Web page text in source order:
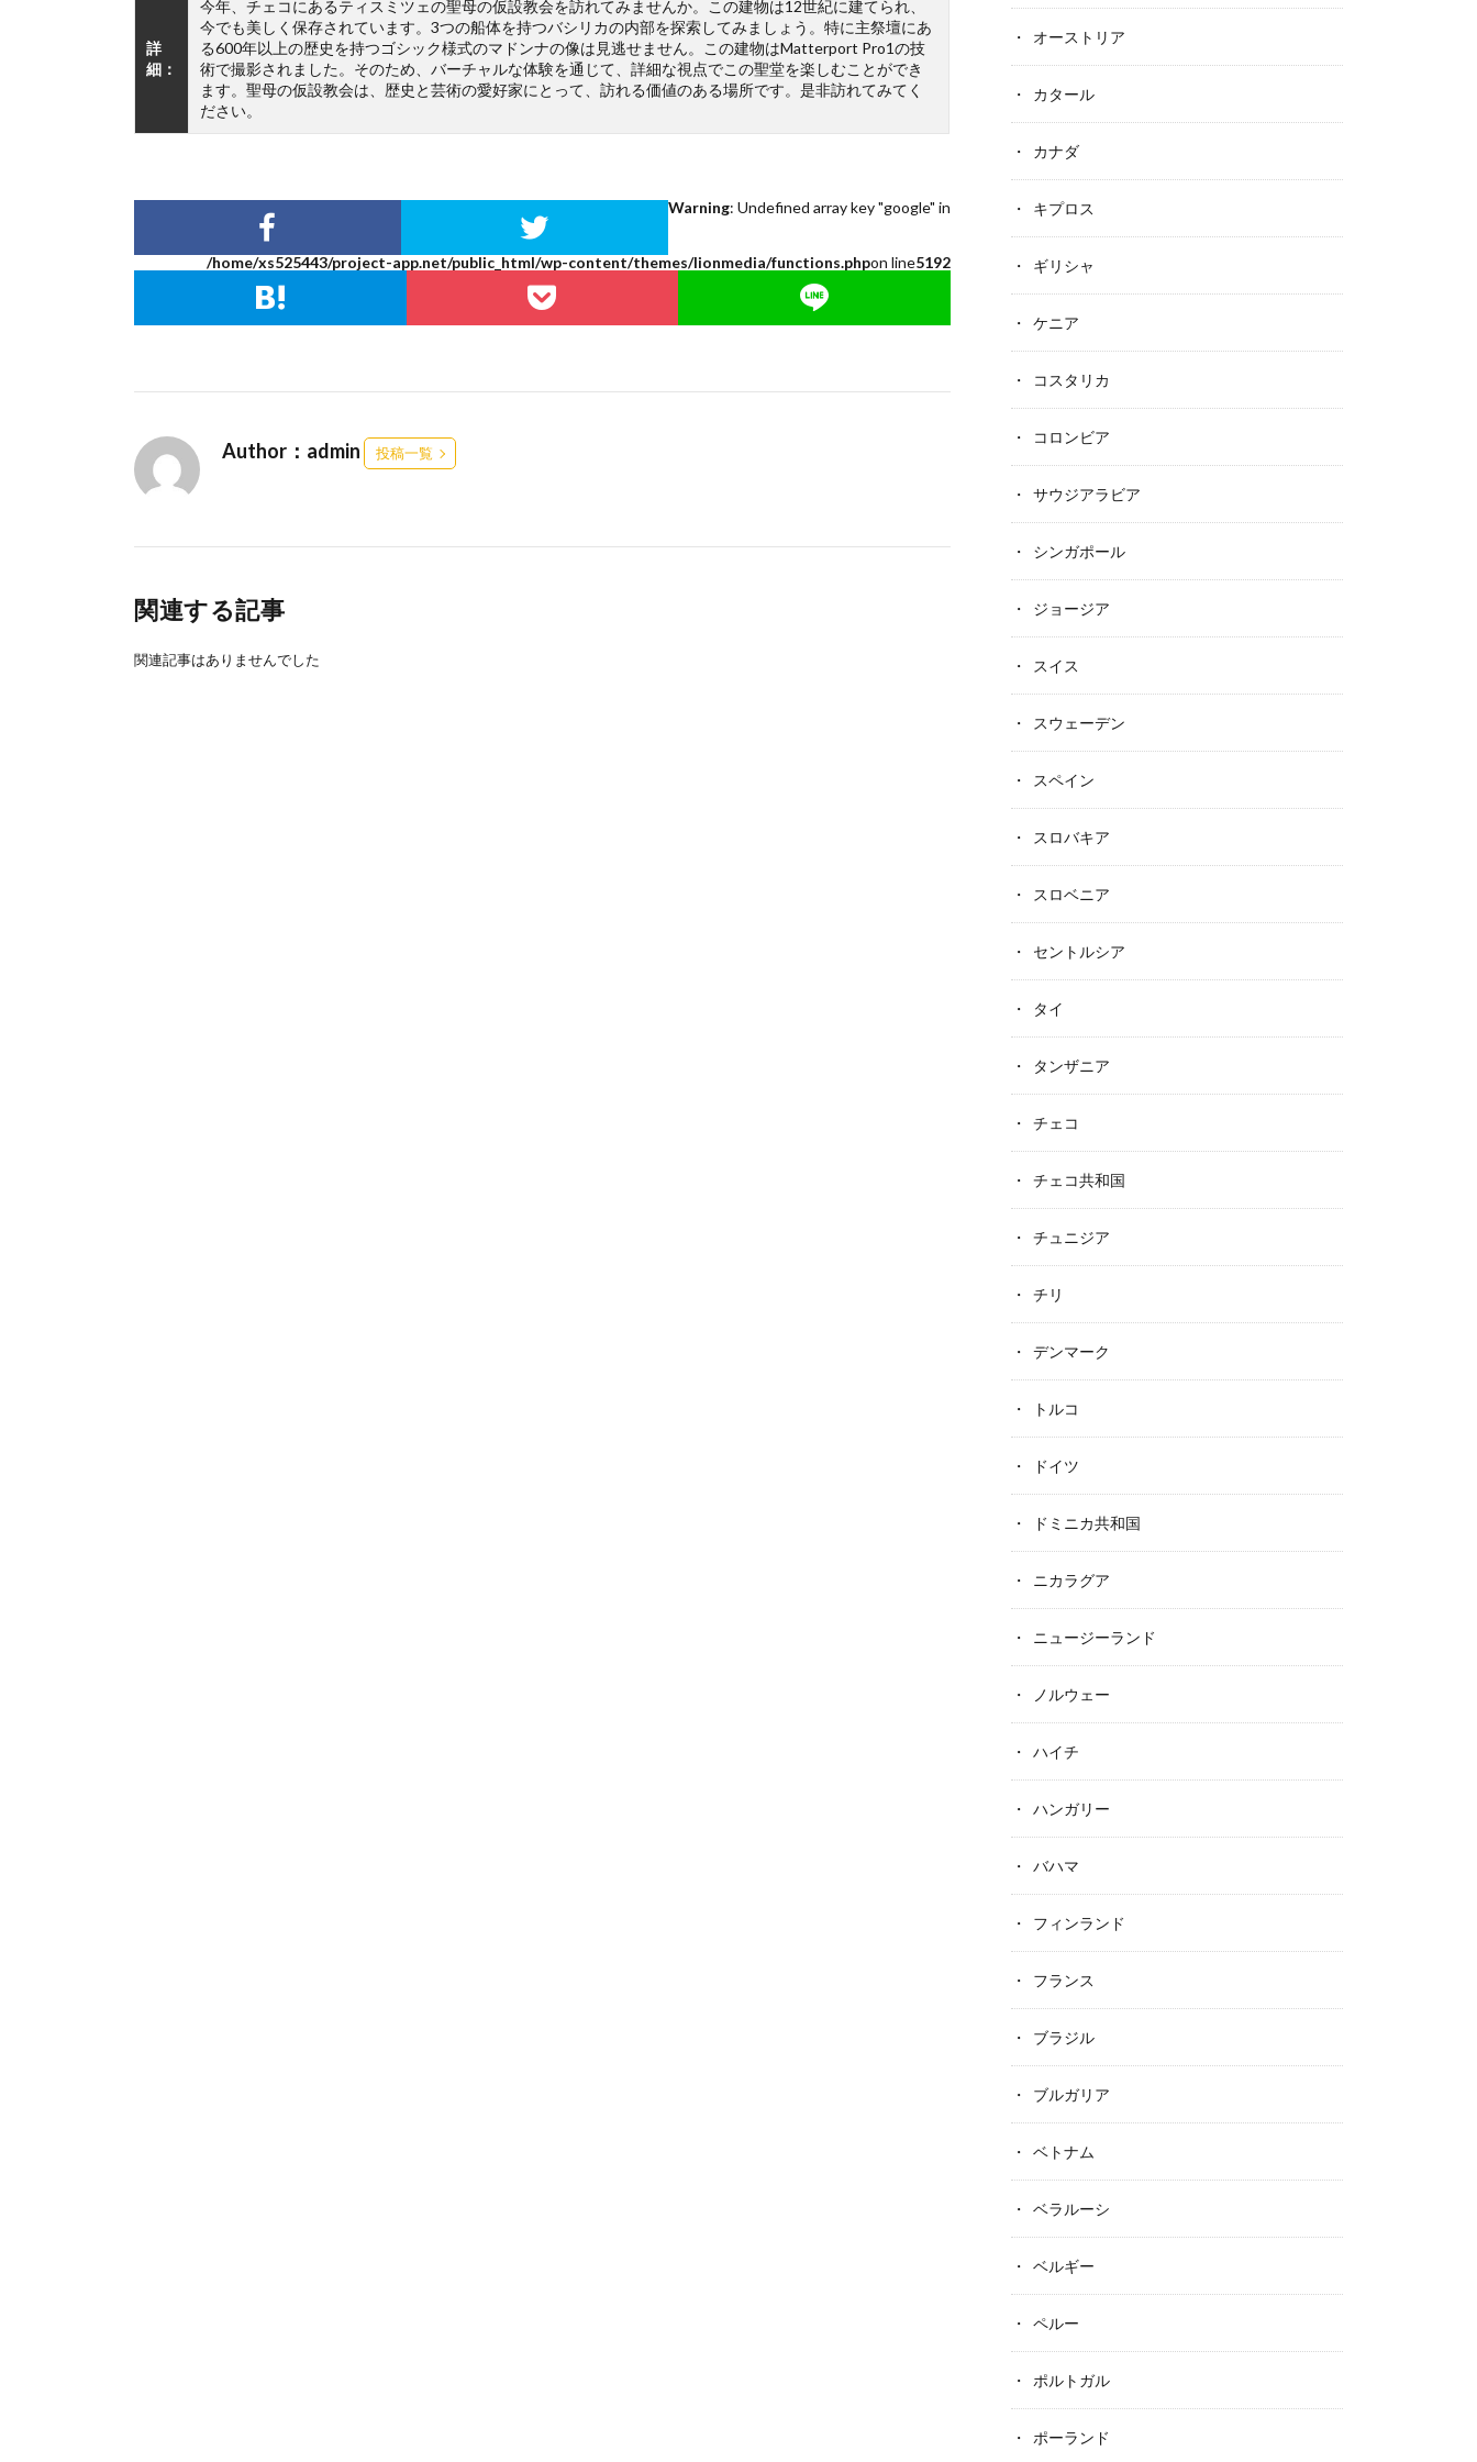
詳
細：
今年、チェコにあるティスミツェの聖母の仮設教会を訪れてみませんか。この建物は12世紀に建てられ、
今でも美しく保存されています。3つの船体を持つバシリカの内部を探索してみましょう。特に主祭壇にあ
る600年以上の歴史を持つゴシック様式のマドンナの像は見逃せません。この建物はMatterport Pro1の技
術で撮影されました。そのため、バーチャルな体験を通じて、詳細な視点でこの聖堂を楽しむことができ
ます。聖母の仮設教会は、歴史と芸術の愛好家にとって、訪れる価値のある場所です。是非訪れてみてく
ださい。
Warning: Undefined array key "google" in
/home/xs525443/project-app.net/public_html/wp-content/themes/lionmedia/functions.phpon line5192
Author：admin 投稿一覧
関連する記事
関連記事はありませんでした
オーストリア
カタール
カナダ
キプロス
ギリシャ
ケニア
コスタリカ
コロンビア
サウジアラビア
シンガポール
ジョージア
スイス
スウェーデン
スペイン
スロバキア
スロベニア
セントルシア
タイ
タンザニア
チェコ
チェコ共和国
チュニジア
チリ
デンマーク
トルコ
ドイツ
ドミニカ共和国
ニカラグア
ニュージーランド
ノルウェー
ハイチ
ハンガリー
バハマ
フィンランド
フランス
ブラジル
ブルガリア
ベトナム
ベラルーシ
ベルギー
ペルー
ポルトガル
ポーランド